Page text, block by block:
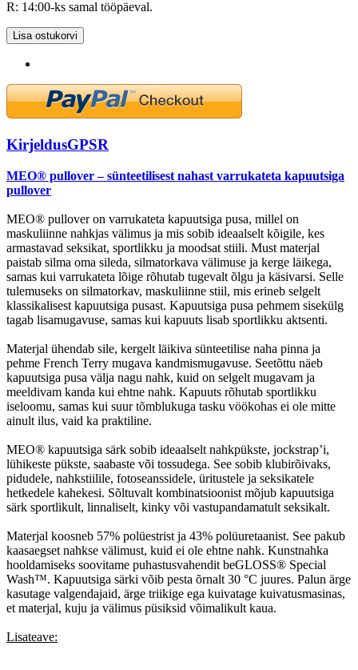
R: 14:00-ks samal tööpäeval.
Lisa ostukorvi
KirjeldusGPSR
MEO® pullover – sünteetilisest nahast varrukateta kapuutsiga
pullover
MEO® pullover on varrukateta kapuutsiga pusa, millel on
maskuliinne nahkjas välimus ja mis sobib ideaalselt kõigile, kes
armastavad seksikat, sportlikku ja moodsat stiili. Must materjal
paistab silma oma sileda, silmatorkava välimuse ja kerge läikega,
samas kui varrukateta lõige rõhutab tugevalt õlgu ja käsivarsi. Selle
tulemuseks on silmatorkav, maskuliinne stiil, mis erineb selgelt
klassikalisest kapuutsiga pusast. Kapuutsiga pusa pehmem sisekülg
tagab lisamugavuse, samas kui kapuuts lisab sportlikku aktsenti.
Materjal ühendab sile, kergelt läikiva sünteetilise naha pinna ja
pehme French Terry mugava kandmismugavuse. Seetõttu näeb
kapuutsiga pusa välja nagu nahk, kuid on selgelt mugavam ja
meeldivam kanda kui ehtne nahk. Kapuuts rõhutab sportlikku
iseloomu, samas kui suur tõmblukuga tasku vöökohas ei ole mitte
ainult ilus, vaid ka praktiline.
MEO® kapuutsiga särk sobib ideaalselt nahkpükste, jockstrap’i,
lühikeste pükste, saabaste või tossudega. See sobib klubirõivaks,
pidudele, nahkstiilile, fotoseanssidele, üritustele ja seksikatele
hetkedele kahekesi. Sõltuvalt kombinatsioonist mõjub kapuutsiga
särk sportlikult, linnaliselt, kinky või vastupandamatult seksikalt.
Materjal koosneb 57% polüestrist ja 43% polüuretaanist. See pakub
kaasaegset nahkse välimust, kuid ei ole ehtne nahk. Kunstnahka
hooldamiseks soovitame puhastusvahendit beGLOSS® Special
Wash™. Kapuutsiga särki võib pesta õrnalt 30 °C juures. Palun ärge
kasutage valgendajaid, ärge triikige ega kuivatage kuivatusmasinas,
et materjal, kuju ja välimus püsiksid võimalikult kaua.
Lisateave: